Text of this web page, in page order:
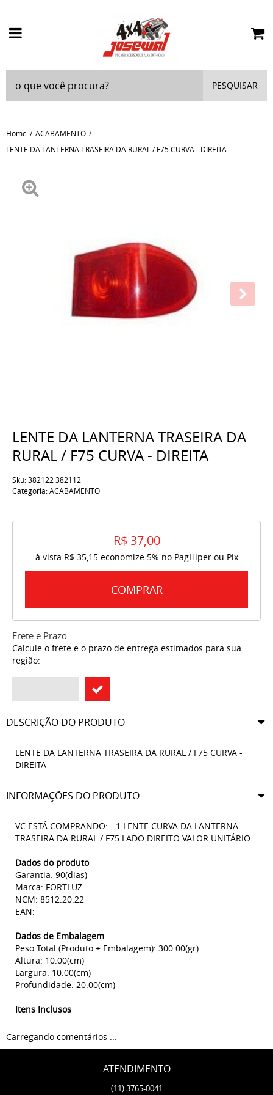
PESQUISAR
Home
ACABAMENTO
LENTE DA LANTERNA TRASEIRA DA RURAL / F75 CURVA - DIREITA
LENTE DA LANTERNA TRASEIRA DA
RURAL / F75 CURVA - DIREITA
Sku:382122 382112
Categoria:ACABAMENTO
R$ 37,00
à vista R$ 35,15economize 5% no PagHiper ou Pix
COMPRAR
Frete e Prazo
Calcule o frete e o prazo de entrega estimados para sua
região:
DESCRIÇÃO DO PRODUTO
LENTE DA LANTERNA TRASEIRA DA RURAL / F75 CURVA -
DIREITA
INFORMAÇÕES DO PRODUTO
VC ESTÁ COMPRANDO: - 1 LENTE CURVA DA LANTERNA
TRASEIRA DA RURAL / F75 LADO DIREITO VALOR UNITÁRIO
Dados do produto
Garantia: 90(dias)
Marca: FORTLUZ
NCM: 8512.20.22
EAN:
Dados de Embalagem
Peso Total (Produto + Embalagem): 300.00(gr)
Altura: 10.00(cm)
Largura: 10.00(cm)
Profundidade: 20.00(cm)
Itens Inclusos
Carregando comentários ...
ATENDIMENTO
(11)3765-0041